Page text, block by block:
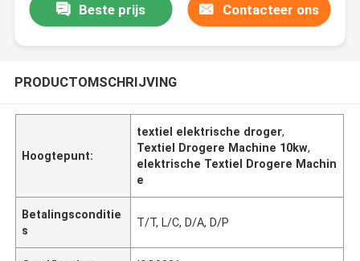
Beste prijs Contacteer ons
PRODUCTOMSCHRIJVING
Hoogtepunt:
textiel elektrische droger,
Textiel Drogere Machine 10kw,
elektrische Textiel Drogere Machin
e
Betalingsconditie
s
T/T, L/C, D/A, D/P